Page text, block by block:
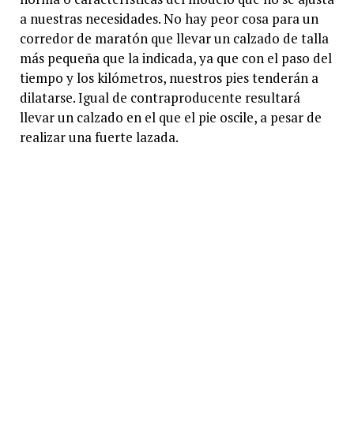
a nuestras necesidades. No hay peor cosa para un
corredor de maratón que llevar un calzado de talla
más pequeña que la indicada, ya que con el paso del
tiempo y los kilómetros, nuestros pies tenderán a
dilatarse. Igual de contraproducente resultará
llevar un calzado en el que el pie oscile, a pesar de
realizar una fuerte lazada.